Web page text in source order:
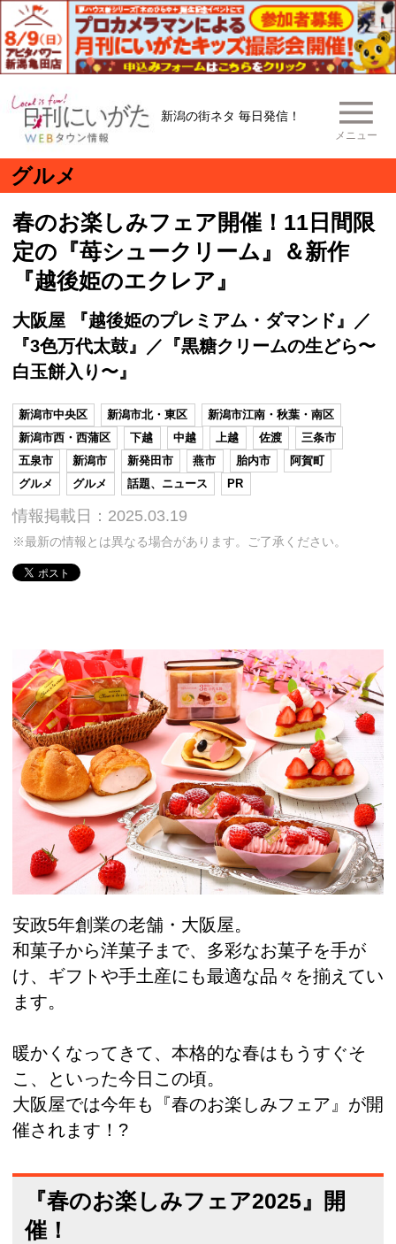
新潟の街ネタ 毎日発信！
メニュー
グルメ
春のお楽しみフェア開催！11日間限
定の『苺シュークリーム』＆新作
『越後姫のエクレア』
大阪屋 『越後姫のプレミアム・ダマンド』／
『3色万代太鼓』／『黒糖クリームの生どら〜
白玉餅入り〜』
新潟市中央区 新潟市北・東区
新潟市江南・秋葉・南区
新潟市西・西蒲区
下越 中越 上越 佐渡
三条市
五泉市
新潟市 新発田市 燕市 胎内市
阿賀町
グルメ
グルメ 話題、ニュース PR
情報掲載日：2025.03.19
※最新の情報とは異なる場合があります。ご了承ください。
安政5年創業の老舗・大阪屋。
和菓子から洋菓子まで、多彩なお菓子を手が
け、ギフトや手土産にも最適な品々を揃えてい
ます。
暖かくなってきて、本格的な春はもうすぐそ
こ、といった今日この頃。
大阪屋では今年も『春のお楽しみフェア』が開
催されます！?
『春のお楽しみフェア2025』開
催！